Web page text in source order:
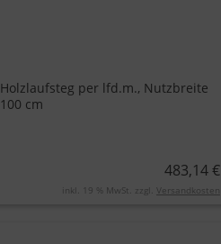
Holzlaufsteg per lfd.m., Nutzbreite
100 cm
483,14 €
inkl. 19 % MwSt. zzgl. Versandkosten